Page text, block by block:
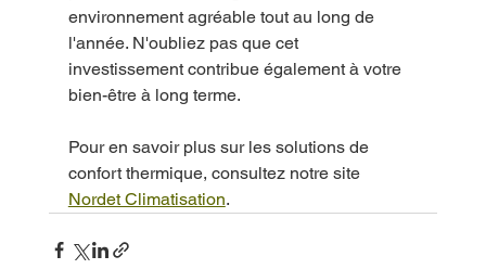
environnement agréable tout au long de
l'année. N'oubliez pas que cet
investissement contribue également à votre
bien-être à long terme.
Pour en savoir plus sur les solutions de
confort thermique, consultez notre site
Nordet Climatisation.